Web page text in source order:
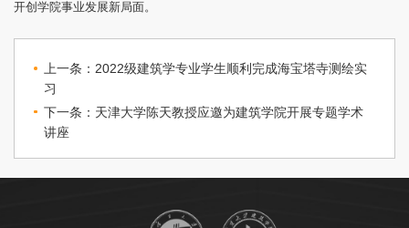
开创学院事业发展新局面。
上一条：2022级建筑学专业学生顺利完成海宝塔寺测绘实
习
下一条：天津大学陈天教授应邀为建筑学院开展专题学术
讲座